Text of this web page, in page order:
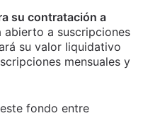
su contratación a
abierto a suscripciones
su valor liquidativo
mensuales y
fondo entre